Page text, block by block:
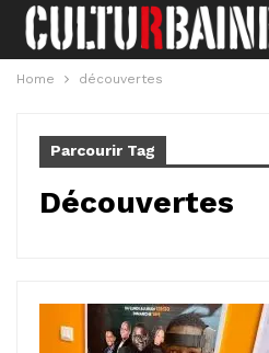
Home découvertes
Parcourir Tag
Découvertes